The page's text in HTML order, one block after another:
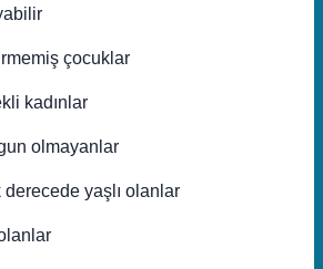
çocuklar
kadınlar
olmayanlar
derecede yaşlı olanlar